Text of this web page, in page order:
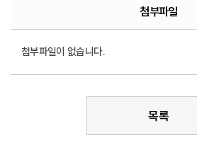
첨부파일
첨부파일이 없습니다.
목록